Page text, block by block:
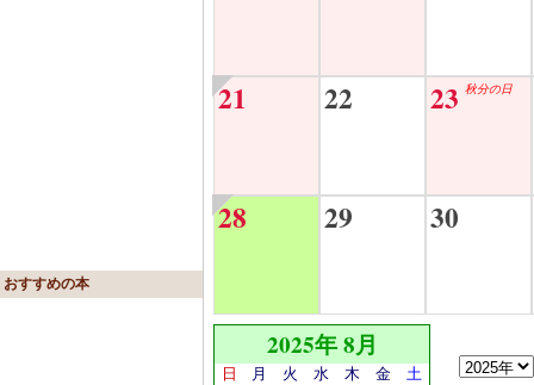
おすすめの本
21 22 23 秋分の日
28 29 30
2025年 8月
日 月 火 水 木 金
土